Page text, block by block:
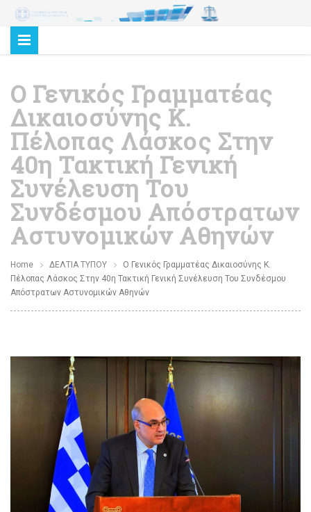
Ο Γενικός Γραμματέας
Δικαιοσύνης Κ.
Πέλοπας Λάσκος Στην
40η Τακτική Γενική
Συνέλευση Του
Συνδέσμου Απόστρατων
Αστυνομικών Αθηνών
Home ΔΕΛΤΙΑ ΤΥΠΟΥ
Ο Γενικός Γραμματέας Δικαιοσύνης Κ.
Πέλοπας Λάσκος Στην 40η Τακτική Γενική Συνέλευση Του Συνδέσμου
Απόστρατων Αστυνομικών Αθηνών